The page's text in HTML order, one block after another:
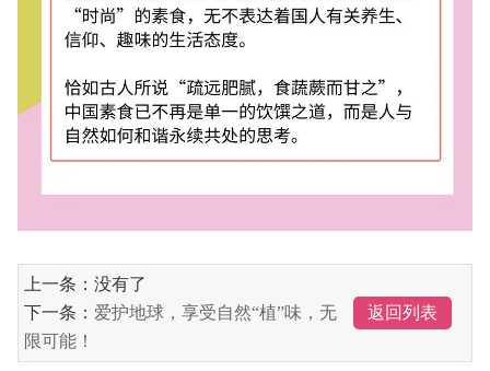
上一条：没有了
下一条： 爱护地球，享受自然“植”味，无
限可能！
返回列表